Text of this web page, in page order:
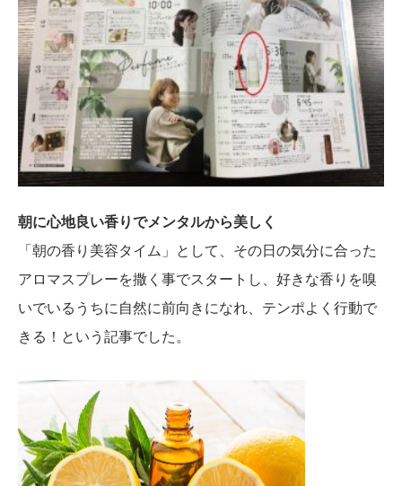
朝に心地良い香りでメンタルから美しく
「朝の香り美容タイム」として、その日の気分に合った
アロマスプレーを撒く事でスタートし、好きな香りを嗅
いでいるうちに自然に前向きになれ、テンポよく行動で
きる！という記事でした。